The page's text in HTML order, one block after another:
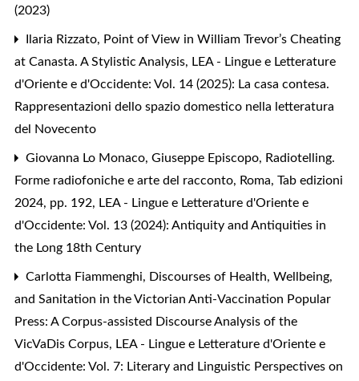
(2023)
Ilaria Rizzato, Point of View in William Trevor’s Cheating
at Canasta. A Stylistic Analysis, LEA - Lingue e Letterature
d'Oriente e d'Occidente: Vol. 14 (2025): La casa contesa.
Rappresentazioni dello spazio domestico nella letteratura
del Novecento
Giovanna Lo Monaco, Giuseppe Episcopo, Radiotelling.
Forme radiofoniche e arte del racconto, Roma, Tab edizioni
2024, pp. 192, LEA - Lingue e Letterature d'Oriente e
d'Occidente: Vol. 13 (2024): Antiquity and Antiquities in
the Long 18th Century
Carlotta Fiammenghi, Discourses of Health, Wellbeing,
and Sanitation in the Victorian Anti-Vaccination Popular
Press: A Corpus-assisted Discourse Analysis of the
VicVaDis Corpus, LEA - Lingue e Letterature d'Oriente e
d'Occidente: Vol. 7: Literary and Linguistic Perspectives on